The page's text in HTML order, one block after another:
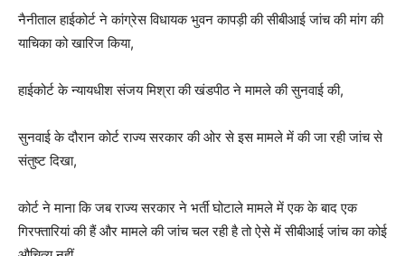
नैनीताल हाईकोर्ट ने कांग्रेस विधायक भुवन कापड़ी की सीबीआई जांच की मांग की
याचिका को खारिज किया,
हाईकोर्ट के न्यायधीश संजय मिश्रा की खंडपीठ ने मामले की सुनवाई की,
सुनवाई के दौरान कोर्ट राज्य सरकार की ओर से इस मामले में की जा रही जांच से
संतुष्ट दिखा,
कोर्ट ने माना कि जब राज्य सरकार ने भर्ती घोटाले मामले में एक के बाद एक
गिरफ्तारियां की हैं और मामले की जांच चल रही है तो ऐसे में सीबीआई जांच का कोई